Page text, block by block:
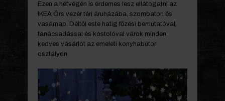
Ezen a hétvégén is érdemes lesz ellátogatni az
IKEA Örs vezér téri áruházába, szombaton és
vasárnap. Déltől este hatig főzési bemutatóval,
tanácsadással és kóstolóval várok minden
kedves vásárlót az emeleti konyhabútor
osztályon.